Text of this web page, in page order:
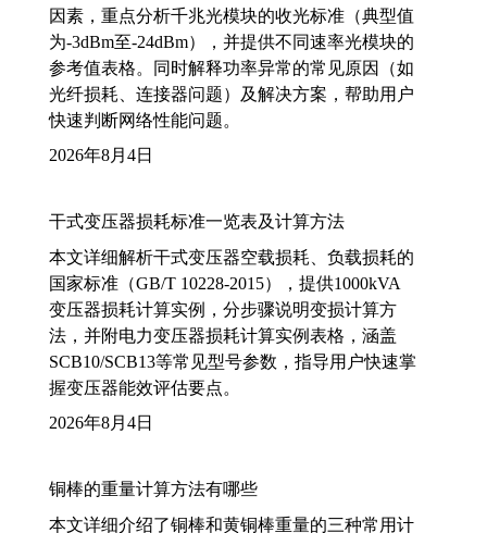
因素，重点分析千兆光模块的收光标准（典型值
为-3dBm至-24dBm），并提供不同速率光模块的
参考值表格。同时解释功率异常的常见原因（如
光纤损耗、连接器问题）及解决方案，帮助用户
快速判断网络性能问题。
2026年8月4日
干式变压器损耗标准一览表及计算方法
本文详细解析干式变压器空载损耗、负载损耗的
国家标准（GB/T 10228-2015），提供1000kVA
变压器损耗计算实例，分步骤说明变损计算方
法，并附电力变压器损耗计算实例表格，涵盖
SCB10/SCB13等常见型号参数，指导用户快速掌
握变压器能效评估要点。
2026年8月4日
铜棒的重量计算方法有哪些
本文详细介绍了铜棒和黄铜棒重量的三种常用计